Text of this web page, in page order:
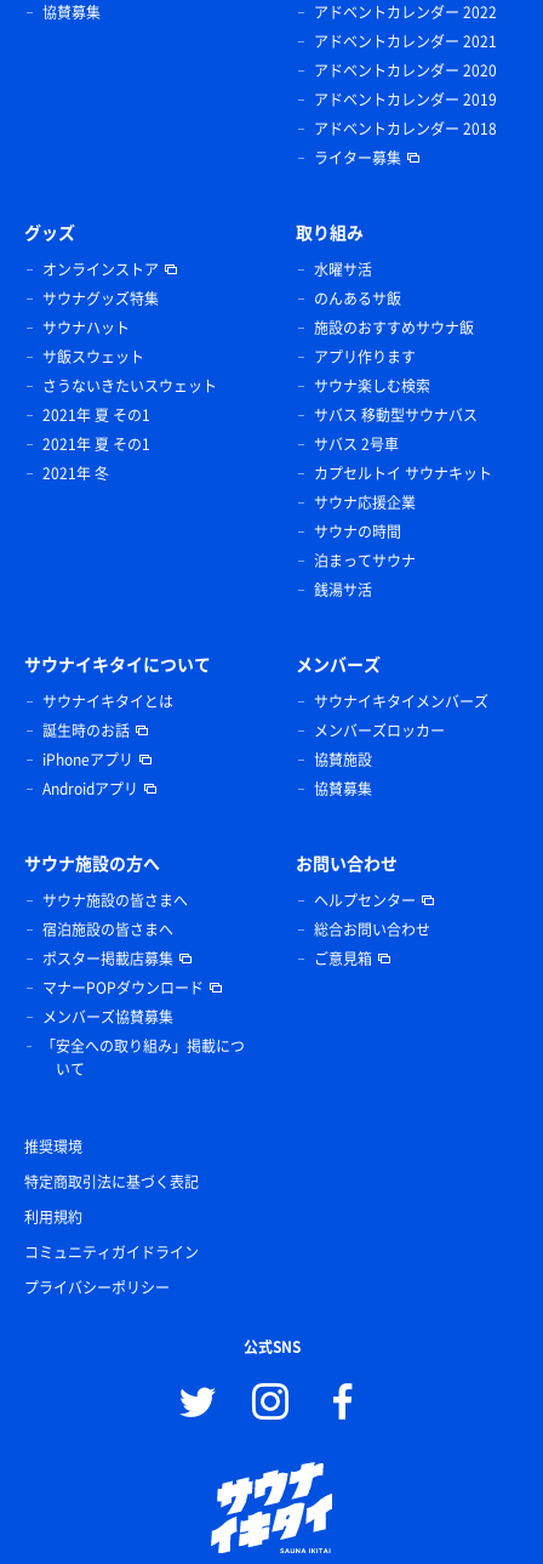
大内山牛乳（コーヒー牛乳）
湯あがりは美味しい🥛😋
ホシザキの冷水
協賛募集
アドベントカレンダー 2022
アドベントカレンダー 2021
アドベントカレンダー 2020
アドベントカレンダー 2019
アドベントカレンダー 2018
ライター募集
グッズ
オンラインストア
サウナグッズ特集
サウナハット
サ飯スウェット
さうないきたいスウェット
2021年 夏 その1
2021年 夏 その1
2021年 冬
取り組み
水曜サ活
のんあるサ飯
施設のおすすめサウナ飯
アプリ作ります
サウナ楽しむ検索
サバス 移動型サウナバス
サバス 2号車
カプセルトイ サウナキット
サウナ応援企業
サウナの時間
泊まってサウナ
銭湯サ活
サウナイキタイについて
サウナイキタイとは
誕生時のお話
iPhoneアプリ
Androidアプリ
メンバーズ
サウナイキタイメンバーズ
メンバーズロッカー
協賛施設
協賛募集
サウナ施設の方へ
サウナ施設の皆さまへ
宿泊施設の皆さまへ
ポスター掲載店募集
マナーPOPダウンロード
メンバーズ協賛募集
「安全への取り組み」掲載につ
いて
お問い合わせ
ヘルプセンター
総合お問い合わせ
ご意見箱
推奨環境
特定商取引法に基づく表記
利用規約
コミュニティガイドライン
プライバシーポリシー
公式SNS